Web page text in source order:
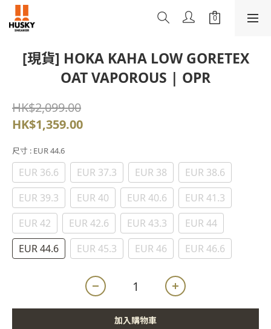
[現貨] HOKA KAHA LOW GORETEX
OAT VAPOROUS | OPR
HK$2,099.00
HK$1,359.00
尺寸 : EUR 44.6
EUR 36.6 EUR 37.3 EUR 38
EUR 38.6
EUR 39.3
EUR 40 EUR 40.6
EUR 41.3
EUR 42
EUR 42.6 EUR 43.3
EUR 44
EUR 44.6
EUR 45.3 EUR 46 EUR 46.6
加入購物車